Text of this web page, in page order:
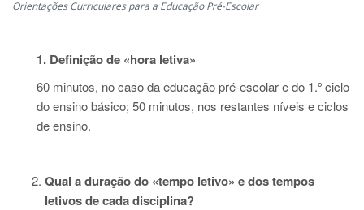
Orientações Curriculares para a Educação Pré-Escolar
1. Definição de «hora letiva»
60 minutos, no caso da educação pré-escolar e do 1.º ciclo
do ensino básico; 50 minutos, nos restantes níveis e ciclos
de ensino.
Qual a duração do «tempo letivo» e dos tempos
letivos de cada disciplina?